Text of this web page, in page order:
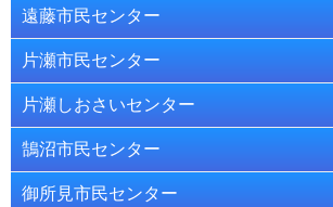
遠藤市民センター
【電話】(86)9611【FAX】(87)3008
〒252-0816 藤沢市遠藤2984-3
電話をかける【電話】(86)9611
遠藤市民センターの生涯学習事業案内
夜活～リフレッシュヨガ
8月8日（金）午後7時～8時。
講師＝小野寺マナ氏。
片瀬市民センター
【電話】(29)7171【FAX】(25)8907
〒251-0032 藤沢市片瀬3-9-6
電話をかける【電話】(29)7171
今回、記事はありませんでした。
片瀬しおさいセンター
【電話】(29)7171【FAX】(25)8907
〒251-0032 藤沢市片瀬4-9-22
スマホお助け隊
鵠沼市民センター
【電話】(33)2002【FAX】(33)2203
御所見市民センター